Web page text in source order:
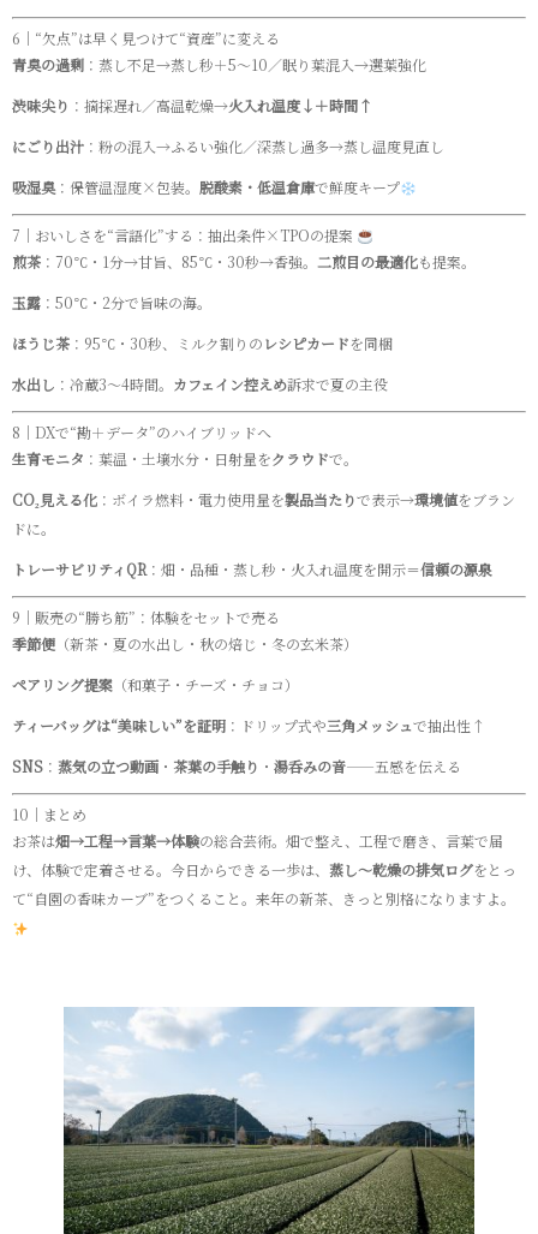
6｜“欠点”は早く見つけて“資産”に変える
青臭の過剰 ：蒸し不足→蒸し秒＋5〜10／眠り葉混入→選葉強化
渋味尖り ：摘採遅れ／高温乾燥→火入れ温度↓＋時間↑
にごり出汁 ：粉の混入→ふるい強化／深蒸し過多→蒸し温度見直し
吸湿臭：保管温湿度×包装。 脱酸素・低温倉庫で鮮度キープ
7｜おいしさを“言語化”する：抽出条件×TPOの提案
煎茶 ：70℃・1分→甘旨、85℃・30秒→香強。 二煎目の最適化も提案。
玉露 ：50℃・2分で旨味の海。
ほうじ茶 ：95℃・30秒、ミルク割りのレシピカードを同梱
水出し ：冷蔵3〜4時間。 カフェイン控えめ訴求で夏の主役
8｜DXで“勘＋データ”のハイブリッドへ
生育モニタ ：葉温・土壌水分・日射量をクラウドで。
CO₂見える化 ：ボイラ燃料・電力使用量を製品当たりで表示→環境値をブラン
ドに。
トレーサビリティQR ：畑・品種・蒸し秒・火入れ温度を開示＝信頼の源泉
9｜販売の“勝ち筋”：体験をセットで売る
季節便 （新茶・夏の水出し・秋の焙じ・冬の玄米茶）
ペアリング提案 （和菓子・チーズ・チョコ）
ティーバッグは“美味しい”を証明 ：ドリップ式や三角メッシュで抽出性↑
SNS ： 蒸気の立つ動画 ・ 茶葉の手触り ・ 湯呑みの音——五感を伝える
10｜まとめ
お茶は畑→工程→言葉→体験の総合芸術。畑で整え、工程で磨き、言葉で届
け、体験で定着させる。今日からできる一歩は、 蒸し〜乾燥の排気ログをとっ
て“自園の香味カーブ”をつくること。来年の新茶、きっと別格になりますよ。